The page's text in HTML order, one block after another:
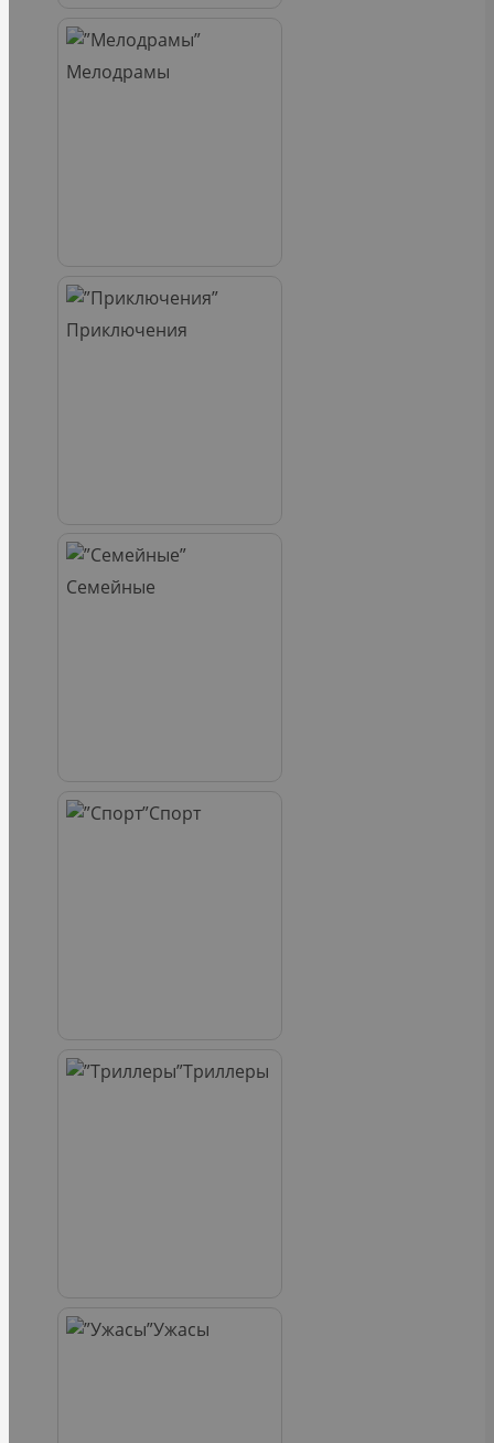
Мелодрамы
Приключения
Семейные
Спорт
Триллеры
Ужасы